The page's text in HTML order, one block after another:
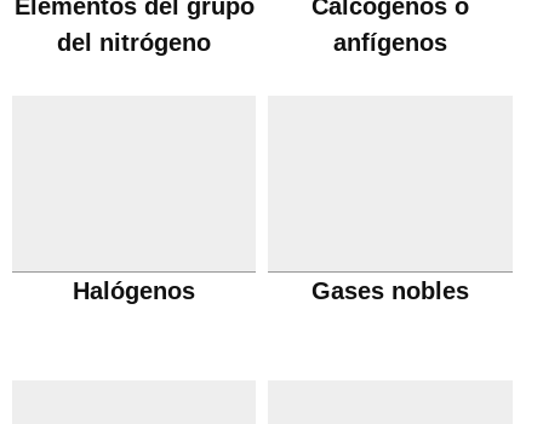
Elementos del grupo
del nitrógeno
Calcógenos o
anfígenos
Halógenos Gases nobles